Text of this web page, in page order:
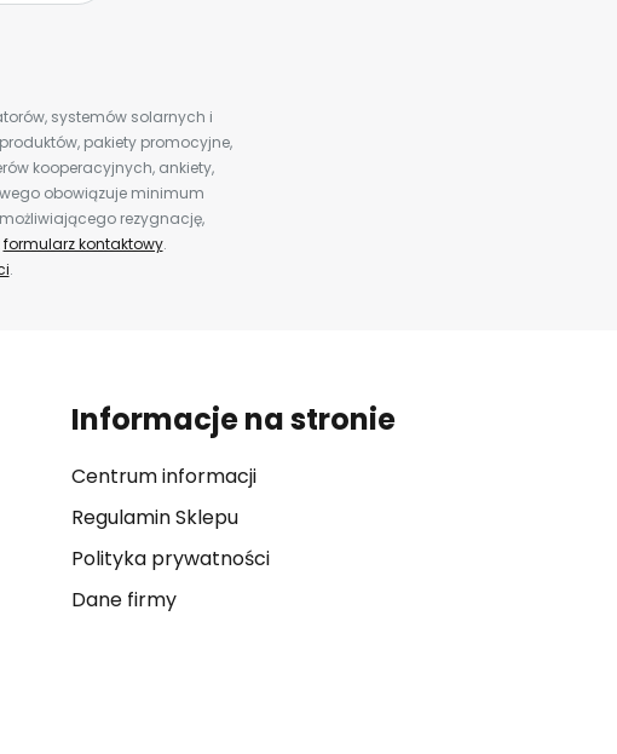
systemów solarnych i
pakiety promocyjne,
kooperacyjnych, ankiety,
obowiązuje minimum
rezygnację,
formularz kontaktowy.
.
Informacje na stronie
Centrum informacji
Regulamin Sklepu
Polityka prywatności
Dane firmy